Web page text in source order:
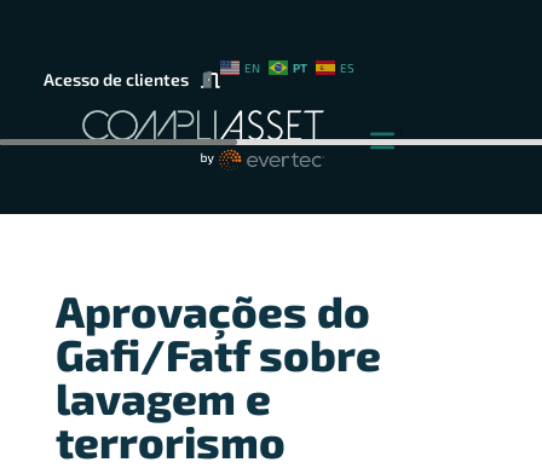
Acesso de clientes
EN PT ES
Aprovações do
Gafi/Fatf sobre
lavagem e
terrorismo